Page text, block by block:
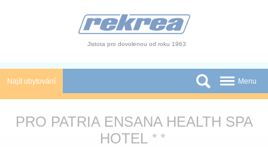
Jistota pro dovolenou od roku 1963
Najít ubytování Menu
PRO PATRIA ENSANA HEALTH SPA
HOTEL ★ ★